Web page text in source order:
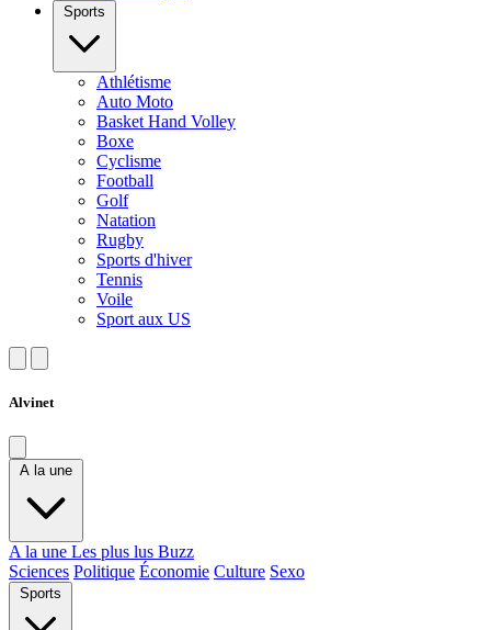
Sports
Athlétisme
Auto Moto
Basket Hand Volley
Boxe
Cyclisme
Football
Golf
Natation
Rugby
Sports d'hiver
Tennis
Voile
Sport aux US
Alvinet
A la une
A la une Les plus lus Buzz
Sciences Politique Économie Culture Sexo
Sports